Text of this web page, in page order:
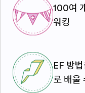
100여
워킹
EF 방
로 배울